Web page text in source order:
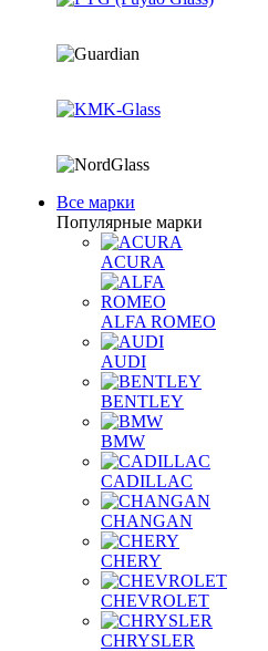
Все марки
Популярные марки
ACURA
ALFA ROMEO
AUDI
BENTLEY
BMW
CADILLAC
CHANGAN
CHERY
CHEVROLET
CHRYSLER